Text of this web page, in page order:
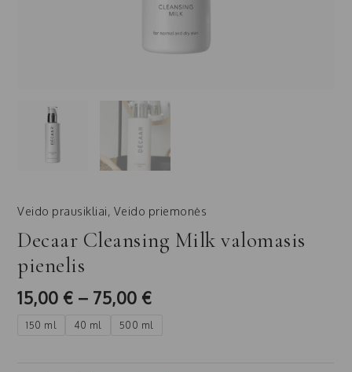
Veido prausikliai, Veido priemonės
Decaar Cleansing Milk valomasis
pienelis
15,00 € – 75,00 €
150 ml 40 ml 500 ml